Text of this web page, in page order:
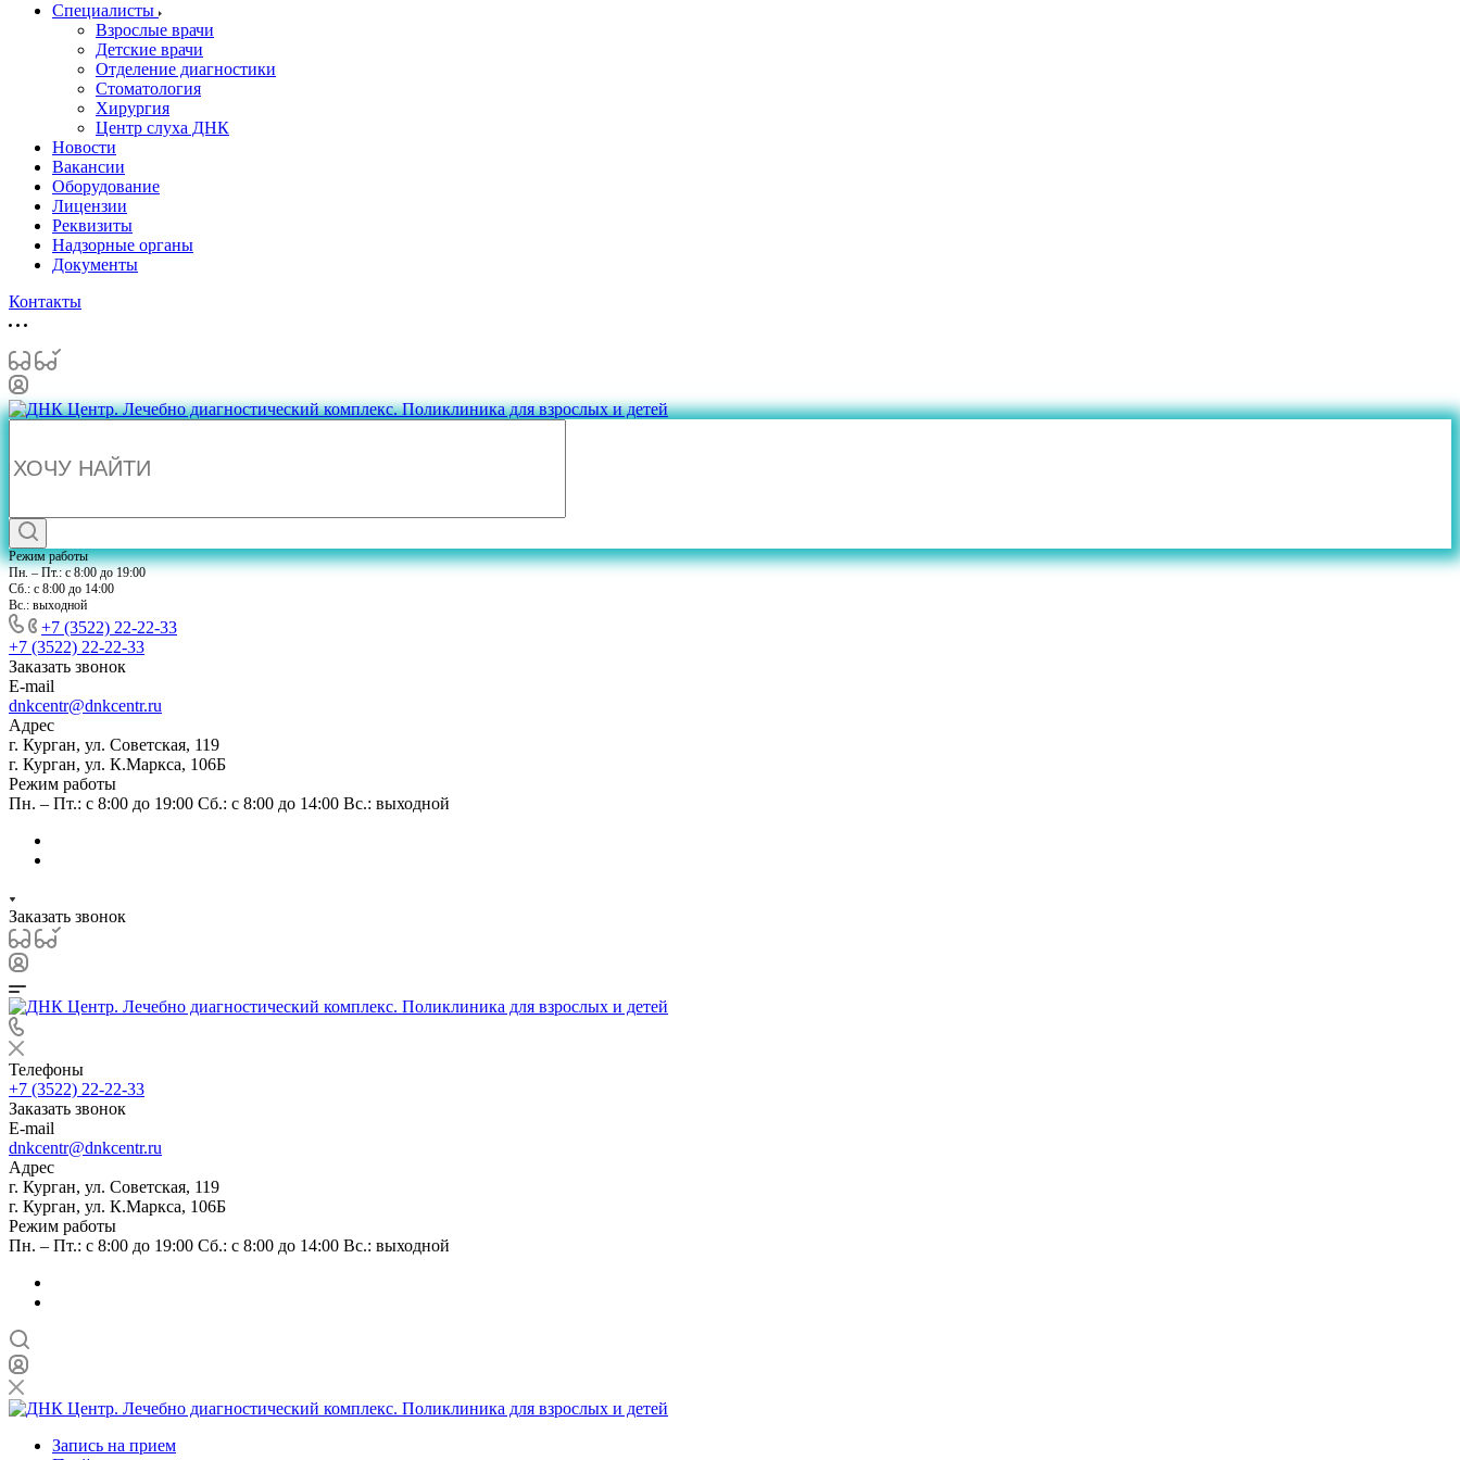
Специалисты
Взрослые врачи
Детские врачи
Отделение диагностики
Стоматология
Хирургия
Центр слуха ДНК
Новости
Вакансии
Оборудование
Лицензии
Реквизиты
Надзорные органы
Документы
Контакты
Режим работы
Пн. – Пт.: с 8:00 до 19:00
Сб.: с 8:00 до 14:00
Вс.: выходной
+7 (3522) 22-22-33
+7 (3522) 22-22-33
Заказать звонок
E-mail
dnkcentr@dnkcentr.ru
Адрес
г. Курган, ул. Советская, 119
г. Курган, ул. К.Маркса, 106Б
Режим работы
Пн. – Пт.: с 8:00 до 19:00 Сб.: с 8:00 до 14:00 Вс.: выходной
Заказать звонок
Телефоны
+7 (3522) 22-22-33
Заказать звонок
E-mail
dnkcentr@dnkcentr.ru
Адрес
г. Курган, ул. Советская, 119
г. Курган, ул. К.Маркса, 106Б
Режим работы
Пн. – Пт.: с 8:00 до 19:00 Сб.: с 8:00 до 14:00 Вс.: выходной
Запись на прием